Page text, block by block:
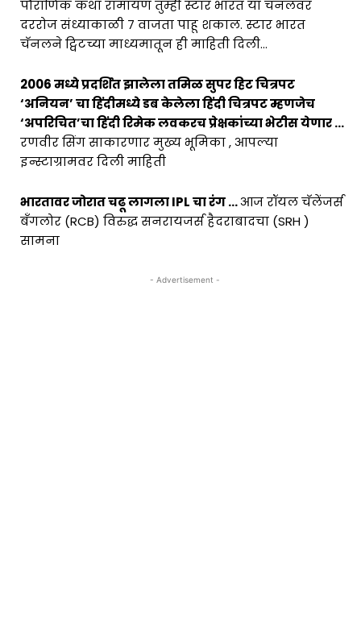
पौराणिक कथा रामायण तुम्ही स्टार भारत या चॅनलवर
दररोज संध्याकाळी 7 वाजता पाहू शकाल. स्टार भारत
चॅनलने ट्विटच्या माध्यमातून ही माहिती दिली…
2006 मध्ये प्रदर्शित झालेला तमिळ सुपर हिट चित्रपट
‘अनियन’ चा हिंदीमध्ये डब केलेला हिंदी चित्रपट म्हणजेच
‘अपरिचित’चा हिंदी रिमेक लवकरच प्रेक्षकांच्या भेटीस येणार …
रणवीर सिंग साकारणार मुख्य भूमिका , आपल्या
इन्स्टाग्रामवर दिली माहिती
भारतावर जोरात चढू लागला IPL चा रंग …आज रॉयल चॅलेंजर्स
बँगलोर (RCB) विरुद्ध सनरायजर्स हैदराबादचा (SRH )
सामना
- Advertisement -